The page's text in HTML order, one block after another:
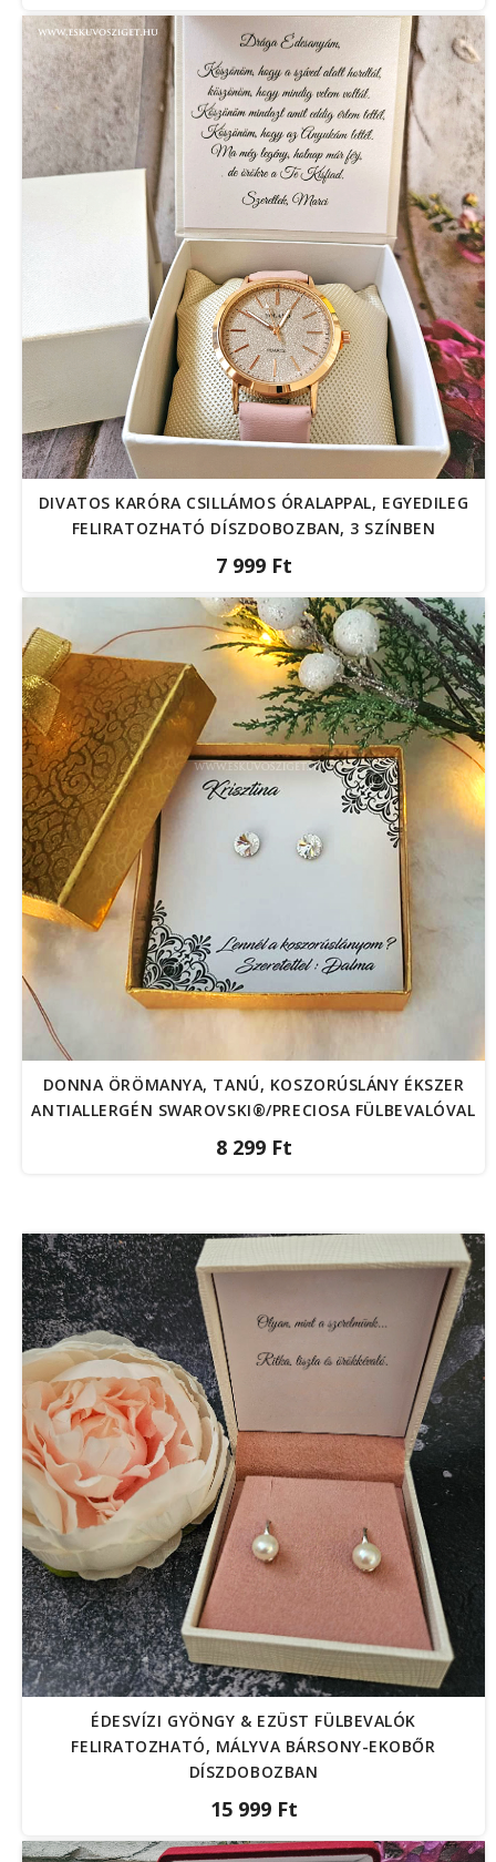
DIVATOS KARÓRA CSILLÁMOS ÓRALAPPAL, EGYEDILEG
FELIRATOZHATÓ DÍSZDOBOZBAN, 3 SZÍNBEN
7 999 Ft
DONNA ÖRÖMANYA, TANÚ, KOSZORÚSLÁNY ÉKSZER
ANTIALLERGÉN SWAROVSKI®/PRECIOSA FÜLBEVALÓVAL
8 299 Ft
ÉDESVÍZI GYÖNGY & EZÜST FÜLBEVALÓK
FELIRATOZHATÓ, MÁLYVA BÁRSONY-EKOBŐR
DÍSZDOBOZBAN
15 999 Ft